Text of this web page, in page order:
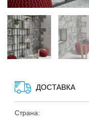
ДОСТАВКА
Страна: